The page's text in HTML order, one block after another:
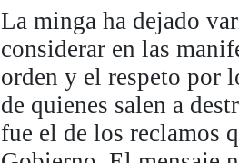
La minga ha dejado
considerar en las
orden y el respeto por
de quienes salen a
fue el de los reclamos